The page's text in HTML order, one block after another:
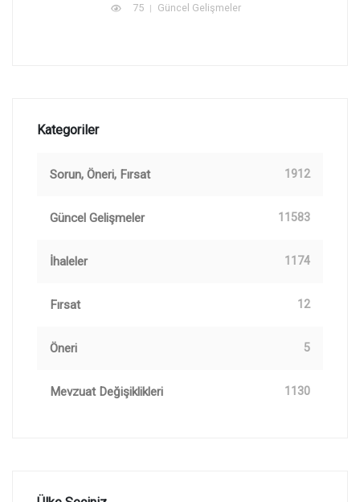
75 Güncel Gelişmeler
Kategoriler
Sorun, Öneri, Fırsat 1912
Güncel Gelişmeler 11583
İhaleler 1174
Fırsat 12
Öneri 5
Mevzuat Değişiklikleri 1130